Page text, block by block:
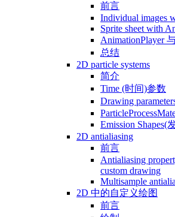
前言
Individual images
Sprite sheet with
AnimationPlayer
总结
2D particle systems
简介
Time (时间)参数
Drawing
Emission Shapes(
2D antialiasing
前言
Antialiasing
custom drawing
Multisample
2D 中的自定义绘图
前言